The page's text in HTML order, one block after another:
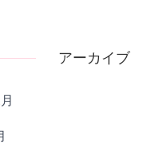
アーカイブ